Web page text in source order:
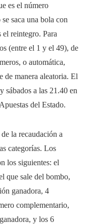
es el número
saca una bola con
el reintegro. Para
(entre el 1 y el 49), de
o automática,
de manera aleatoria. El
sábados a las 21.40 en
del Estado.
la recaudación a
categorías. Los
los siguientes: el
que sale del bombo,
ganadora, 4
complementario,
y los 6